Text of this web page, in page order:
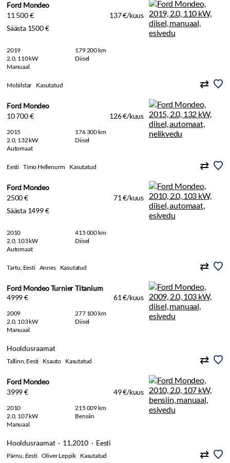
Ford Mondeo
11 500 €
137 €/kuus
Säästa 1500 €
2019
179 200 km
2.0, 110 kW
Diisel
Manuaal
Mobilstar Kasutatud
Ford Mondeo
10 700 €
126 €/kuus
2015
176 300 km
2.0, 132 kW
Diisel
Automaat
Eesti Timo Hellenurm Kasutatud
Ford Mondeo
2500 €
71 €/kuus
Säästa 1499 €
2010
415 000 km
2.0, 103 kW
Diisel
Automaat
Tartu, Eesti Annes Kasutatud
Ford Mondeo Turnier Titanium
4999 €
61 €/kuus
2009
277 100 km
2.0, 103 kW
Diisel
Manuaal
Hooldusraamat
Tallinn, Eesti Ksauto Kasutatud
Ford Mondeo
3999 €
49 €/kuus
2010
215 009 km
2.0, 107 kW
Bensiin
Manuaal
Hooldusraamat · 11.2010 · Eesti
Pärnu, Eesti Oliver Leppik Kasutatud